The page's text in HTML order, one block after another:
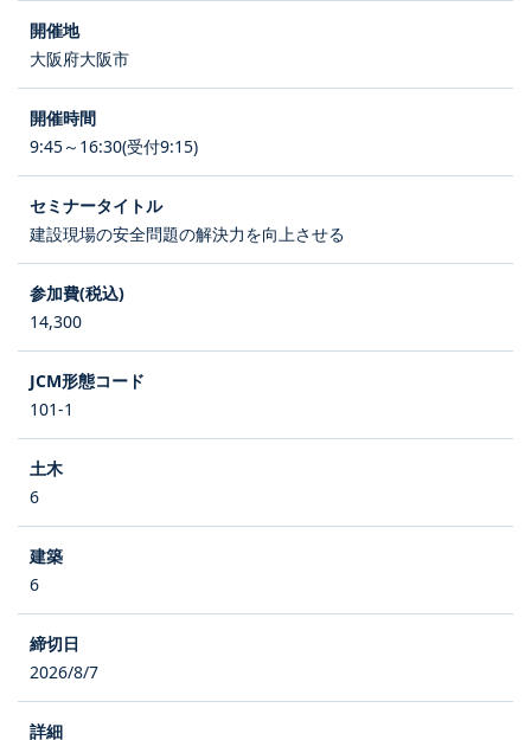
大阪府大阪市
9:45～16:30(受付9:15)
建設現場の安全問題の解決力を向上させる
14,300
101-1
6
6
2026/8/7